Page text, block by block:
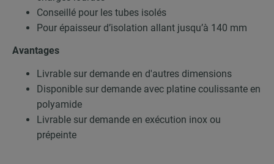
Conseillé pour les tubes isolés
Pour épaisseur d’isolation allant jusqu’à 140 mm
Avantages
Livrable sur demande en d'autres dimensions
Disponible sur demande avec platine coulissante en
polyamide
Livrable sur demande en exécution inox ou
prépeinte